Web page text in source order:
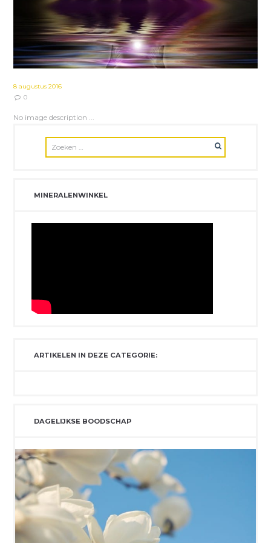
8 augustus 2016
0
No image description ...
MINERALENWINKEL
ARTIKELEN IN DEZE CATEGORIE:
DAGELIJKSE BOODSCHAP